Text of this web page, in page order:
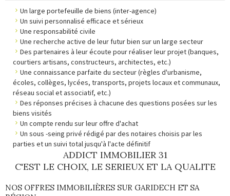
Un large portefeuille de biens (inter-agence)
Un suivi personnalisé efficace et sérieux
Une responsabilité civile
Une recherche active de leur futur bien sur un large secteur
Des partenaires à leur écoute pour réaliser leur projet (banques,
courtiers artisans, constructeurs, architectes, etc.)
Une connaissance parfaite du secteur (règles d'urbanisme,
écoles, collèges, lycées, transports, projets locaux et communaux,
réseau social et associatif, etc.)
Des réponses précises à chacune des questions posées sur les
biens visités
Un compte rendu sur leur offre d'achat
Un sous -seing privé rédigé par des notaires choisis par les
parties et un suivi total jusqu'à l'acte définitif
ADDICT IMMOBILIER 31
C'EST LE CHOIX, LE SERIEUX ET LA QUALITE
NOS OFFRES IMMOBILIÈRES SUR GARIDECH ET SA